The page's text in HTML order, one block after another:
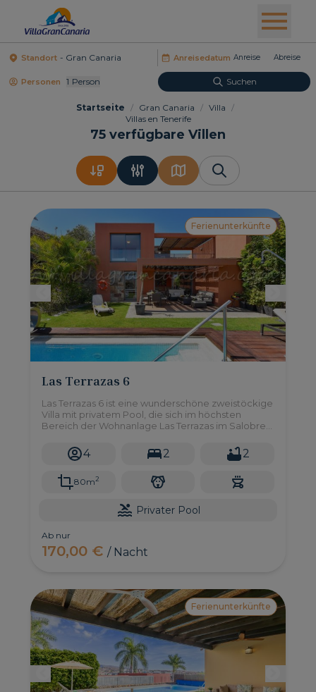
Standort Anreisedatum
Personen 1 Person Suchen
Startseite / Gran Canaria / Villa /
Villas en Tenerife
75 verfügbare Villen
Ferienunterkünfte
Las Terrazas 6
Las Terrazas 6 ist eine wunderschöne zweistöckige
Villa mit privatem Pool, die sich im höchsten
Bereich der Wohnanlage Las Terrazas im Salobre
spektakuläre Aussicht auf die Berge und den
Golfplatz in einer Atmosphäre der Intimität und
4 2 2
80m2
Privater Pool
Ab nur
170,00 €/ Nacht
Ferienunterkünfte